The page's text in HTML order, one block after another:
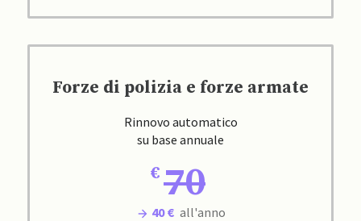
Forze di polizia e forze armate
Rinnovo automatico
su base annuale
70
40 € all'anno